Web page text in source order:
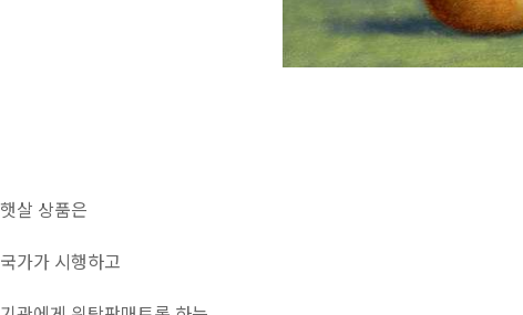
햇살 상품은
국가가 시행하고